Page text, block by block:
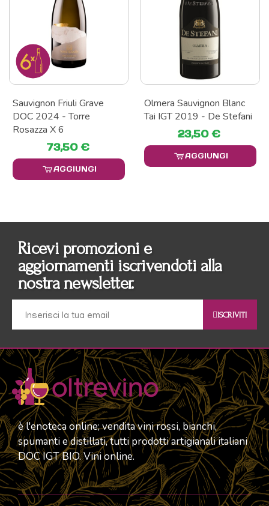
Sauvignon Friuli Grave
DOC 2024 - Torre
Rosazza X 6
73,50 €
AGGIUNGI
Olmera Sauvignon Blanc
Tai IGT 2019 - De Stefani
23,50 €
AGGIUNGI
Ricevi promozioni e
aggiornamenti iscrivendoti alla
nostra newsletter.
ISCRIVITI
è l'enoteca online; vendita vini rossi, bianchi,
spumanti e distillati, tutti prodotti artigianali italiani
DOC IGT BIO. Vini online.